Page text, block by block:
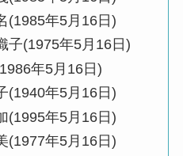
(1985年5月16日)
子(1975年5月16日)
年5月16日)
(1940年5月16日)
(1995年5月16日)
(1977年5月16日)